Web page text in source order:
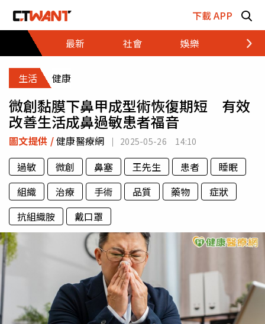
下載 APP
最新
社會 娛樂 財經
生活 健康
微創黏膜下鼻甲成型術恢復期短 有效
改善生活成鼻過敏患者福音
圖文提供 /健康醫療網 2025-05-26 14:10
過敏 微創 鼻塞 王先生 患者
睡眠
組織
治療 手術 品質 藥物
症狀
抗組織胺
戴口罩